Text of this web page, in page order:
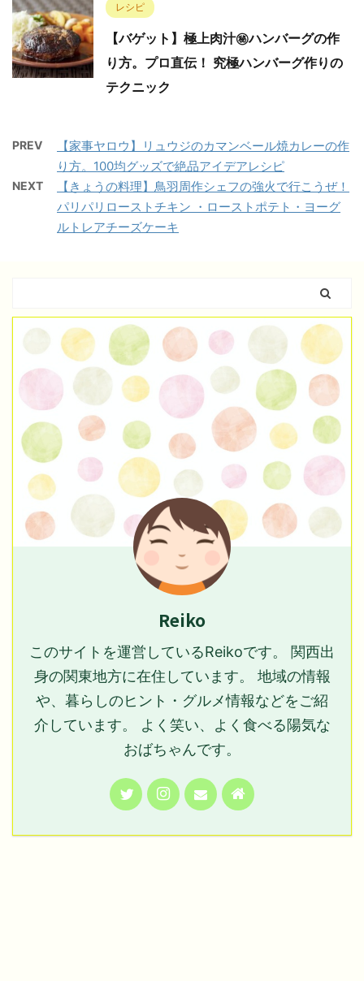
レシピ
【バゲット】極上肉汁㊙︎ハンバーグの作
り方。プロ直伝！ 究極ハンバーグ作りの
テクニック
PREV
【家事ヤロウ】リュウジのカマンベール焼カレーの作
り方。100均グッズで絶品アイデアレシピ
NEXT
【きょうの料理】鳥羽周作シェフの強火で行こうぜ！
パリパリローストチキン ・ローストポテト・ヨーグ
ルトレアチーズケーキ
Reiko
このサイトを運営しているReikoです。 関西出
身の関東地方に在住しています。 地域の情報
や、暮らしのヒント・グルメ情報などをご紹
介しています。 よく笑い、よく食べる陽気な
おばちゃんです。